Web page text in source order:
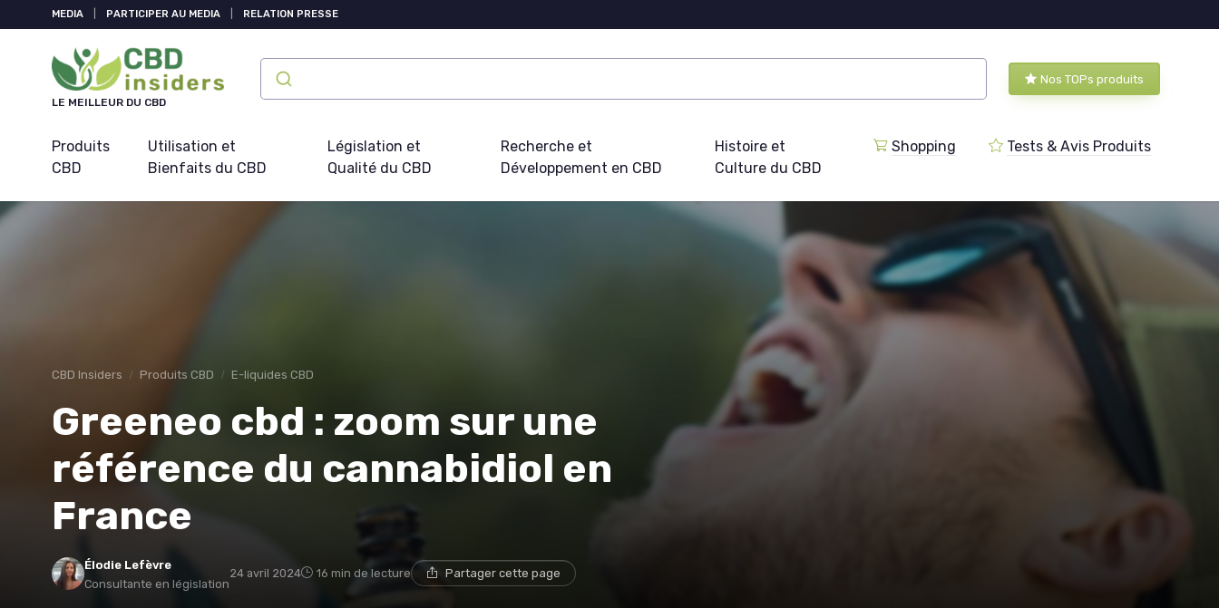
MEDIA PARTICIPER AU MEDIA RELATION PRESSE
LE MEILLEUR DU CBD
Nos TOPs produits
Produits
CBD
Utilisation et
Bienfaits du CBD
Législation et
Qualité du CBD
Recherche et
Développement en CBD
Histoire et
Culture du CBD
Shopping Tests & Avis Produits
CBD Insiders Produits CBD E-liquides CBD
Greeneo cbd : zoom sur une
référence du cannabidiol en
France
Élodie Lefèvre
Consultante en législation
24 avril 2024 16 min de lecture Partager cette page
Panneau de gestion des cookies